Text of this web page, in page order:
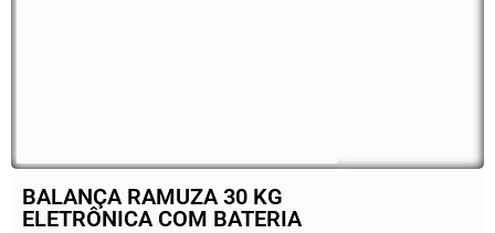
BALANÇA RAMUZA 30 KG
ELETRÔNICA COM BATERIA